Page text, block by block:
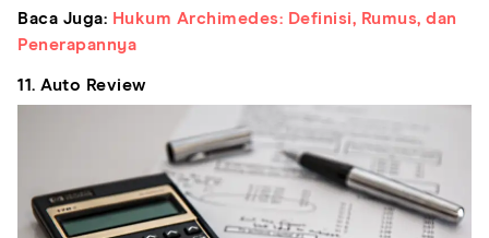
Baca Juga: Hukum Archimedes: Definisi, Rumus, dan
Penerapannya
11. Auto Review